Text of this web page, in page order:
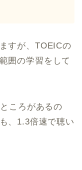
すが、TOEICの
囲の学習をして
ころがあるの
、1.3倍速で聴い